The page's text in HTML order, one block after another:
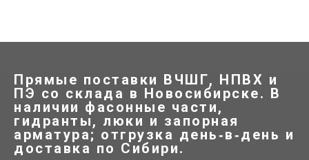
более 50 лет.
Прямые поставки ВЧШГ, НПВХ и
ПЭ со склада в Новосибирске. В
наличии фасонные части,
гидранты, люки и запорная
арматура; отгрузка день‑в‑день и
доставка по Сибири.